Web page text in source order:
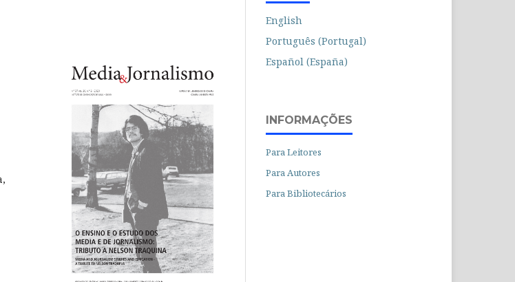
English
Português (Portugal)
Español (España)
INFORMAÇÕES
Para Leitores
Para Autores
Para Bibliotecários